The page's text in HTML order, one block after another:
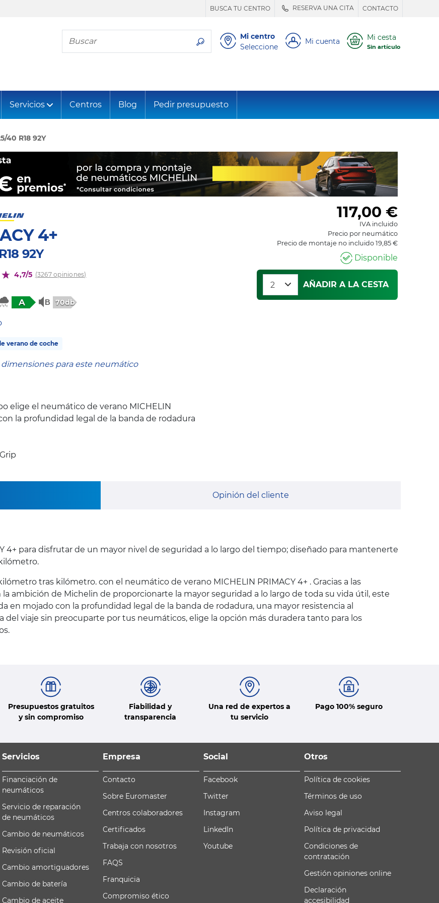
BUSCA TU CENTRO RESERVA UNA CITA CONTACTO
Busca tu neumático
Mi centro
Seleccione
Mi cuenta Mi cesta
Sin artículo
Servicios Centros Blog Pedir presupuesto
40 R18 92Y
4+
92Y
4,7/5 (3267 opiniones)
A 70db
verano de coche
dimensiones para este neumático
117,00 €
IVA incluido
Precio por neumático
Precio de montaje no incluido 19,85 €
Disponible
AÑADIR A LA CESTA
elige el neumático de verano MICHELIN
la profundidad legal de la banda de rodadura
Opinión del cliente
4+ para disfrutar de un mayor nivel de seguridad a lo largo del tiempo; diseñado para mantenerte
tras kilómetro. con el neumático de verano MICHELIN PRIMACY 4+ . Gracias a las
ambición de Michelin de proporcionarte la mayor seguridad a lo largo de toda su vida útil, este
mojado con la profundidad legal de la banda de rodadura, una mayor resistencia al
viaje sin preocuparte por tus neumáticos, elige la opción más duradera tanto para los
Presupuestos gratuitos
y sin compromiso
Fiabilidad y
transparencia
Una red de expertos a
tu servicio
Pago 100% seguro
Servicios
Financiación de
neumáticos
Servicio de reparación
de neumáticos
Cambio de neumáticos
Revisión oficial
Cambio amortiguadores
Cambio de batería
Cambio de aceite
Empresa
Contacto
Sobre Euromaster
Centros colaboradores
Certificados
Trabaja con nosotros
FAQS
Franquicia
Compromiso ético
Social
Facebook
Twitter
Instagram
LinkedIn
Youtube
Otros
Política de cookies
Términos de uso
Aviso legal
Política de privacidad
Condiciones de
contratación
Gestión opiniones online
Declaración
accesibilidad